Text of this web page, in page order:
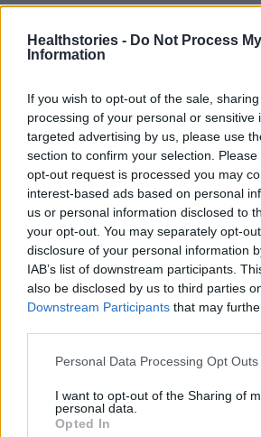
Healthstories - Do Not Process
Information
If you wish to opt-out of the sale,
processing of your personal or sensitive
targeted advertising by us, please use
section to confirm your selection.
opt-out request is processed you may
interest-based ads based on personal
us or personal information disclosed to
your opt-out. You may separately opt-
disclosure of your personal information
IAB’s list of downstream participants.
also be disclosed by us to third parties
Downstream Participants that may
Personal Data Processing Opt Outs
I want to opt-out of the Sharing of
personal data.
Opted In
γυναικών από 25 έως 65 ετών
testing ανά 5ετία, κατ’
Κατά τη διάρκεια της
από εξειδικευμένους στο
υπάρχουσα σήμερα
περιβάλλον ως προς τις
πολιτικές υγείας με στόχο την
καρκίνου τραχήλου μήτρας,
σχετική «Πρόσκληση προς
Action») του ΠΟΥ και την
Ευρωπαϊκού Σχεδίου
Καρκίνου (Europe’s Beating
Ιδιαίτερης προβολής και